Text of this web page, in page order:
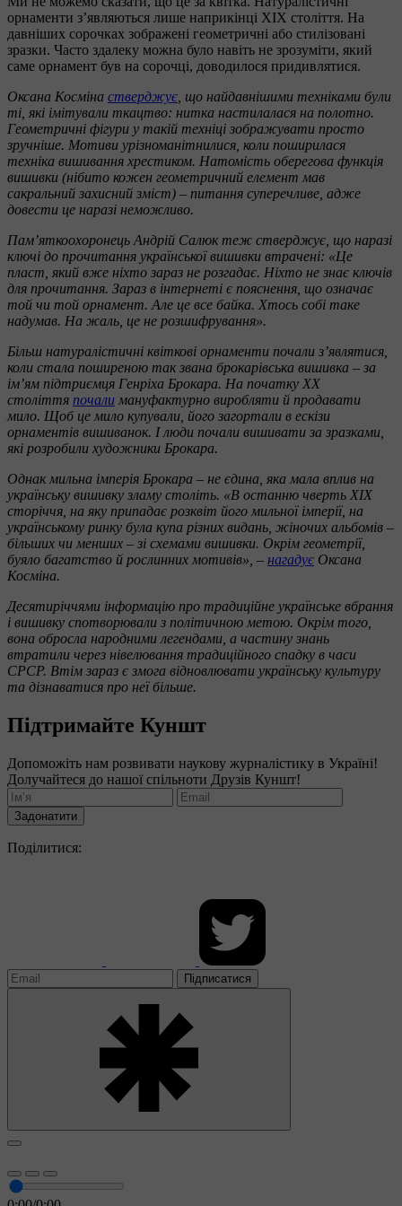
орнаменти з’являються лише наприкінці ХІХ століття. На
давніших сорочках зображені геометричні або стилізовані
зразки. Часто здалеку можна було навіть не зрозуміти, який
саме орнамент був на сорочці, доводилося придивлятися.
Оксана Косміна стверджує , що найдавнішими техніками були
ті, які імітували ткацтво: нитка настилалася на полотно.
Геометричні фігури у такій техніці зображувати просто
зручніше. Мотиви урізноманітнилися, коли поширилася
техніка вишивання хрестиком. Натомість оберегова функція
вишивки (нібито кожен геометричний елемент мав
сакральний захисний зміст) – питання суперечливе, адже
довести це наразі неможливо.
Пам’яткоохоронець Андрій Салюк теж стверджує, що наразі
ключі до прочитання української вишивки втрачені: «Це
пласт, який вже ніхто зараз не розгадає. Ніхто не знає ключів
для прочитання. Зараз в інтернеті є пояснення, що означає
той чи той орнамент. Але це все байка. Хтось собі таке
надумав. На жаль, це не розшифрування».
Більш натуралістичні квіткові орнаменти почали з’являтися,
коли стала поширеною так звана брокарівська вишивка – за
ім’ям підтриємця Генріха Брокара. На початку XX
століття почали мануфактурно виробляти й продавати
мило. Щоб це мило купували, його загортали в ескізи
орнаментів вишиванок. І люди почали вишивати за зразками,
які розробили художники Брокара.
Однак мильна імперія Брокара – не єдина, яка мала вплив на
українську вишивку зламу століть. «В останню чверть ХІХ
сторіччя, на яку припадає розквіт його мильної імперії, на
українському ринку була купа різних видань, жіночих альбомів –
більших чи менших – зі схемами вишивки. Окрім геометрії,
буяло багатство й рослинних мотивів», – нагадує Оксана
Косміна.
Десятиріччями інформацію про традиційне українське вбрання
і вишивку спотворювали з політичною метою. Окрім того,
вона обросла народними легендами, а частину знань
втратили через нівелювання традиційного спадку в часи
СРСР. Втім зараз є змога відновлювати українську культуру
та дізнаватися про неї більше.
Підтримайте Куншт
Допоможіть нам розвивати наукову журналістику в Україні!
Долучайтеся до нашої спільноти Друзів Куншт!
Задонатити
Поділитися:
Підписатися